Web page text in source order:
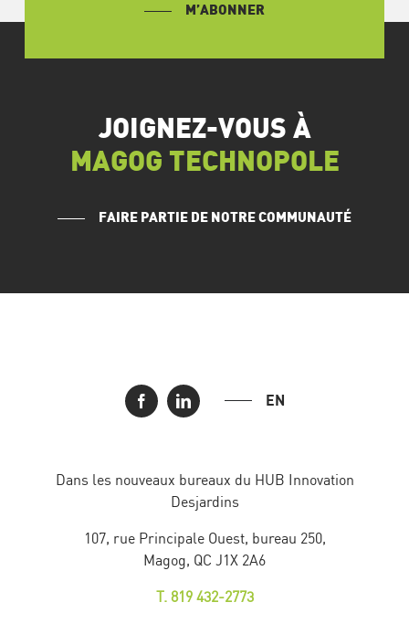
M’ABONNER
JOIGNEZ-VOUS À
MAGOG TECHNOPOLE
FAIRE PARTIE DE NOTRE COMMUNAUTÉ
EN
Dans les nouveaux bureaux du HUB Innovation
Desjardins
107, rue Principale Ouest, bureau 250,
Magog, QC J1X 2A6
T. 819 432-2773